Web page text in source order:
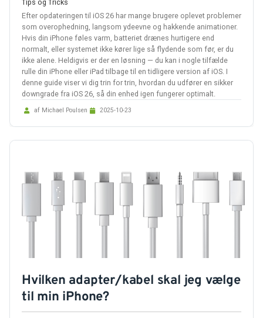
Tips og Tricks
Efter opdateringen til iOS 26 har mange brugere oplevet problemer
som overophedning, langsom ydeevne og hakkende animationer.
Hvis din iPhone føles varm, batteriet drænes hurtigere end
normalt, eller systemet ikke kører lige så flydende som før, er du
ikke alene. Heldigvis er der en løsning — du kan i nogle tilfælde
rulle din iPhone eller iPad tilbage til en tidligere version af iOS. I
denne guide viser vi dig trin for trin, hvordan du udfører en sikker
downgrade fra iOS 26, så din enhed igen fungerer optimalt.
af Michael Poulsen 2025-10-23
Hvilken adapter/kabel skal jeg vælge
til min iPhone?